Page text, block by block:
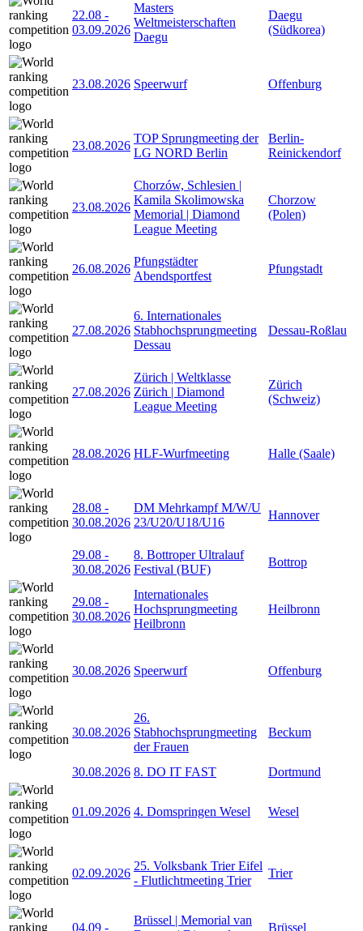
22.08 -
03.09.2026
Masters
Weltmeisterschaften
Daegu
Daegu
(Südkorea)
23.08.2026 Speerwurf Offenburg
23.08.2026
TOP Sprungmeeting der
LG NORD Berlin
Berlin-
Reinickendorf
23.08.2026
Chorzów, Schlesien |
Kamila Skolimowska
Memorial | Diamond
League Meeting
Chorzow
(Polen)
26.08.2026
Pfungstädter
Abendsportfest
Pfungstadt
27.08.2026
6. Internationales
Stabhochsprungmeeting
Dessau
Dessau-Roßlau
27.08.2026
Zürich | Weltklasse
Zürich | Diamond
League Meeting
Zürich
(Schweiz)
28.08.2026 HLF-Wurfmeeting Halle (Saale)
28.08 -
30.08.2026
DM Mehrkampf M/W/U
23/U20/U18/U16
Hannover
29.08 -
30.08.2026
8. Bottroper Ultralauf
Festival (BUF)
Bottrop
29.08 -
30.08.2026
Internationales
Hochsprungmeeting
Heilbronn
Heilbronn
30.08.2026 Speerwurf Offenburg
30.08.2026
26.
Stabhochsprungmeeting
der Frauen
Beckum
30.08.2026 8. DO IT FAST Dortmund
01.09.2026 4. Domspringen Wesel Wesel
02.09.2026
25. Volksbank Trier Eifel
- Flutlichtmeeting Trier
Trier
04.09 -
Brüssel | Memorial van
Brüssel